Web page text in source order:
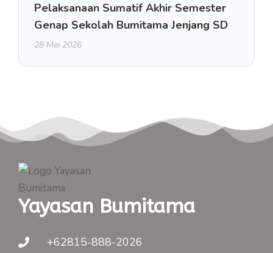
Pelaksanaan Sumatif Akhir Semester
Genap Sekolah Bumitama Jenjang SD
28 Mei 2026
Yayasan Bumitama
+62815-888-2026